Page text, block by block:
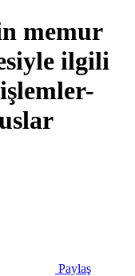
memur
ilgili
Paylaş